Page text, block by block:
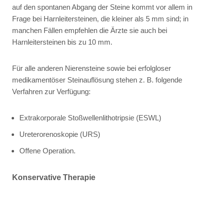
auf den spontanen Abgang der Steine kommt vor allem in
Frage bei Harnleitersteinen, die kleiner als 5 mm sind; in
manchen Fällen empfehlen die Ärzte sie auch bei
Harnleitersteinen bis zu 10 mm.
Für alle anderen Nierensteine sowie bei erfolgloser
medikamentöser Steinauflösung stehen z. B. folgende
Verfahren zur Verfügung:
Extrakorporale Stoßwellenlithotripsie (ESWL)
Ureterorenoskopie (URS)
Offene Operation.
Konservative Therapie